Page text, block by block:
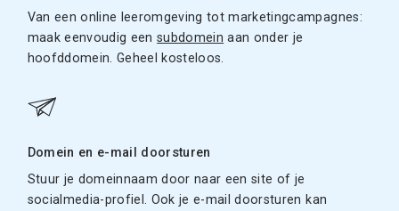
Van een online leeromgeving tot marketingcampagnes:
maak eenvoudig eensubdomein aan onder je
hoofddomein. Geheel kosteloos.
Domein en e-mail doorsturen
Stuur je domeinnaam door naar een site of je
socialmedia-profiel. Ook je e-mail doorsturen kan